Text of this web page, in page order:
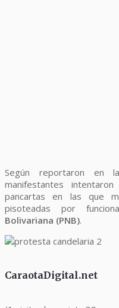
Según reportaron en
manifestantes
pancartas en las que
pisoteadas por
Bolivariana (PNB).
CaraotaDigital.net